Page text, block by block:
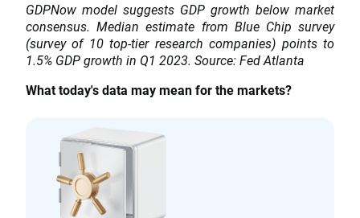
GDPNow model suggests GDP growth below market
consensus. Median estimate from Blue Chip survey
(survey of 10 top-tier research companies) points to
1.5% GDP growth in Q1 2023. Source: Fed Atlanta
What today's data may mean for the markets?